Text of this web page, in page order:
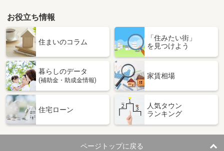
お役立ち情報
住まいのコラム
「住みたい街」
を見つけよう
暮らしのデータ
(補助金・助成金情報)
家賃相場
住宅ローン
人気タウン
ランキング
ページトップに戻る